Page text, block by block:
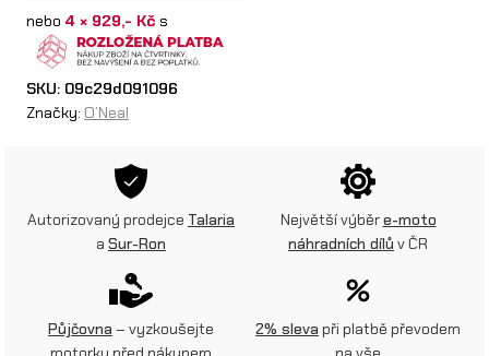
l
ř
nebo 4 × 929,- Kč s
SKU: 09c29d091096
Značky: O’Neal
Autorizovaný prodejce Talaria
a Sur-Ron
Největší výběre-moto
náhradních dílů v ČR
Půjčovna – vyzkoušejte
2% sleva při platbě převodem